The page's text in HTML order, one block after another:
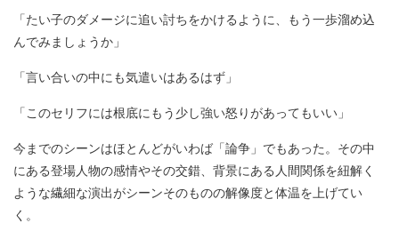
「たい子のダメージに追い討ちをかけるように、もう一歩溜め込
んでみましょうか」
「言い合いの中にも気遣いはあるはず」
「このセリフには根底にもう少し強い怒りがあってもいい」
今までのシーンはほとんどがいわば「論争」でもあった。その中
にある登場人物の感情やその交錯、背景にある人間関係を紐解く
ような繊細な演出がシーンそのものの解像度と体温を上げてい
く。